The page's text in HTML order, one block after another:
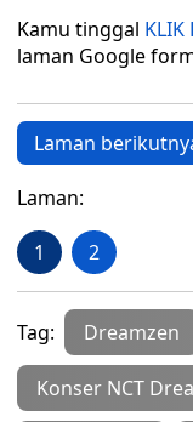
Kamu tinggal KLIK
laman Google
Laman
Laman:
1 2
Tag: Dreamzen
Konser NCT